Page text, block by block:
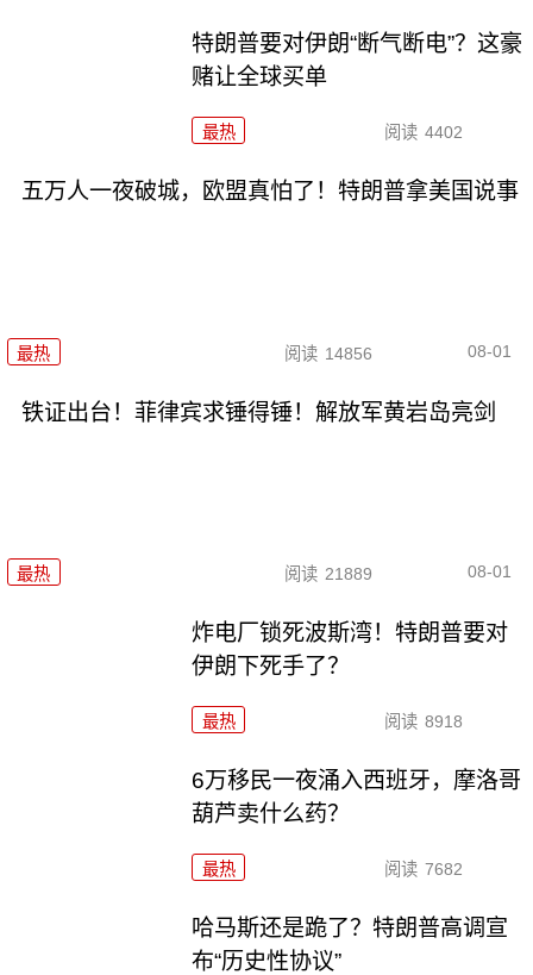
特朗普要对伊朗“断气断电”？这豪
赌让全球买单
最热 阅读 4402
五万人一夜破城，欧盟真怕了！特朗普拿美国说事
最热 阅读 14856 08-01
铁证出台！菲律宾求锤得锤！解放军黄岩岛亮剑
最热 阅读 21889 08-01
炸电厂锁死波斯湾！特朗普要对
伊朗下死手了？
最热 阅读 8918
6万移民一夜涌入西班牙，摩洛哥
葫芦卖什么药？
最热 阅读 7682
哈马斯还是跪了？特朗普高调宣
布“历史性协议”